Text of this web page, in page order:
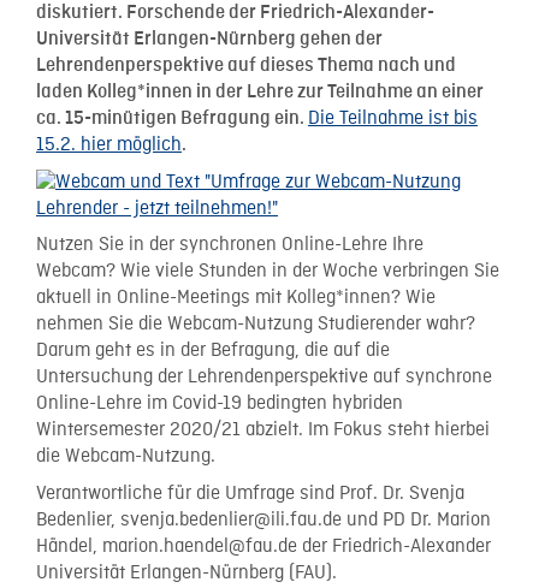
diskutiert. Forschende der Friedrich-Alexander-
Universität Erlangen-Nürnberg gehen der
Lehrendenperspektive auf dieses Thema nach und
laden Kolleg*innen in der Lehre zur Teilnahme an einer
ca. 15-minütigen Befragung ein. Die Teilnahme ist bis
15.2. hier möglich.
Nutzen Sie in der synchronen Online-Lehre Ihre
Webcam? Wie viele Stunden in der Woche verbringen Sie
aktuell in Online-Meetings mit Kolleg*innen? Wie
nehmen Sie die Webcam-Nutzung Studierender wahr?
Darum geht es in der Befragung, die auf die
Untersuchung der Lehrendenperspektive auf synchrone
Online-Lehre im Covid-19 bedingten hybriden
Wintersemester 2020/21 abzielt. Im Fokus steht hierbei
die Webcam-Nutzung.
Verantwortliche für die Umfrage sind Prof. Dr. Svenja
Bedenlier, svenja.bedenlier@ili.fau.de und PD Dr. Marion
Händel, marion.haendel@fau.de der Friedrich-Alexander
Universität Erlangen-Nürnberg (FAU).